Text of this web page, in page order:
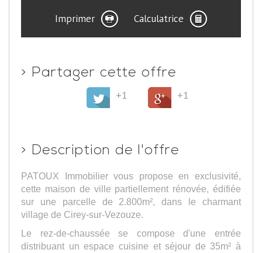
Imprimer Calculatrice
> Partager cette offre
+1
+1
> Description de l'offre
PATOUX Immobilier vous propose en exclusivité,
cette maison de ville partiellement rénovée, édifiée
sur une parcelle de 2.800m², dans le charmant
village de Cirey-sur-Vezouze.
Le rez-de-chaussée se compose d'une entrée
distribuant un espace cuisine et séjour de 35m² à